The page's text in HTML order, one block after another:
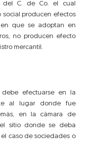
del C. de Co. el cual
social producen efectos
que se adoptan en
no producen efecto
mercantil.
efectuarse en la
al lugar donde fue
en la cámara de
sitio donde se deba
el caso de sociedades o